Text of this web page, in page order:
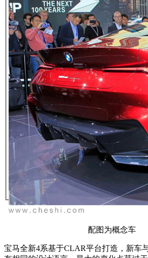
配图为概念车
宝马全新4系基于CLAR平台打造，新车